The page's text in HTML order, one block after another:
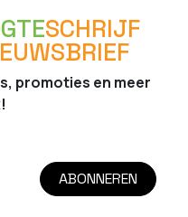
SCHRIJF
promoties en meer
ABONNEREN